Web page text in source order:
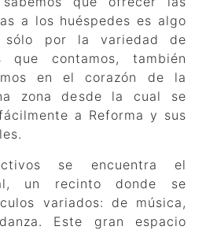
a los huéspedes es algo
sólo por la variedad de
contamos, también
en el corazón de la
zona desde la cual se
a Reforma y sus
se encuentra el
un recinto donde se
variados: de música,
Este gran espacio